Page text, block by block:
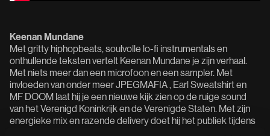
Keenan Mundane
Met gritty hiphopbeats, soulvolle lo-fi instrumentals en
onthullende teksten vertelt Keenan Mundane je zijn verhaal.
Met niets meer dan een microfoon en een sampler. Met
invloeden van onder meer JPEGMAFIA , Earl Sweatshirt en
MF DOOM laat hij je een nieuwe kijk zien op de ruige sound
van het Verenigd Koninkrijk en de Verenigde Staten. Met zijn
energieke mix en razende delivery doet hij het publiek tijdens